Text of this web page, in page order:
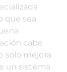
que sea
cabe
solo mejora
un sistema